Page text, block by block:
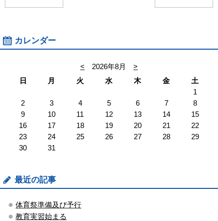
カレンダー
< 2026年8月
>
日
月 火 水 木 金
土
1
2
3 4 5 6 7
8
9
10 11 12 13 14
15
16
17 18 19 20 21
22
23
24 25 26 27 28
29
30
31
最近の記事
体育祭準備及び予行
教育実習始まる